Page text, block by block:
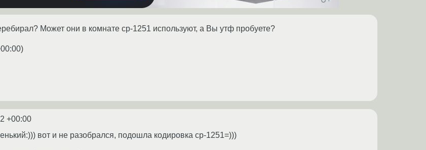
Может они в комнате cp-1251 используют, а Вы утф пробуете?
)
+00:00
вот и не разобрался, подошла кодировка cp-1251=)))